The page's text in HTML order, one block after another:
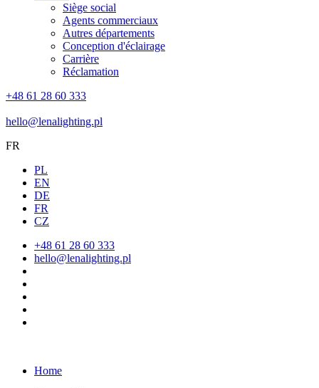
Siège social
Agents commerciaux
Autres départements
Conception d'éclairage
Carrière
Réclamation
+48 61 28 60 333
hello@lenalighting.pl
FR
PL
EN
DE
FR
CZ
+48 61 28 60 333
hello@lenalighting.pl
Home